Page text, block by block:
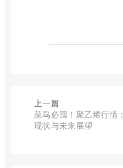
上一篇
菜鸟必囤！聚乙烯行情：
现状与未来展望